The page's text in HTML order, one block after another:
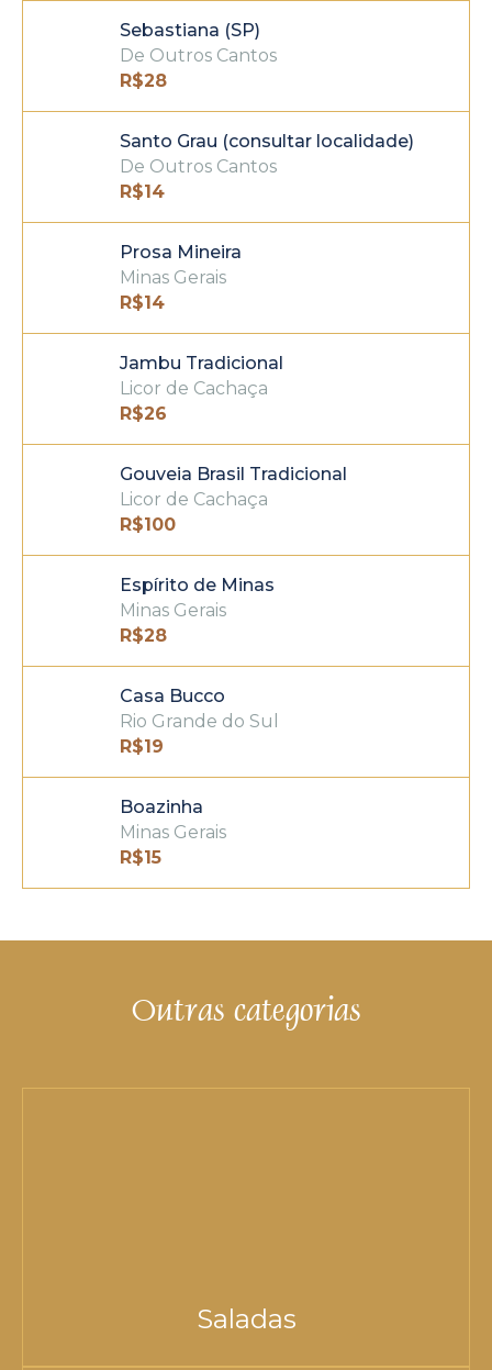
Sebastiana (SP)
De Outros Cantos
R$28
Santo Grau (consultar localidade)
De Outros Cantos
R$14
Prosa Mineira
Minas Gerais
R$14
Jambu Tradicional
Licor de Cachaça
R$26
Gouveia Brasil Tradicional
Licor de Cachaça
R$100
Espírito de Minas
Minas Gerais
R$28
Casa Bucco
Rio Grande do Sul
R$19
Boazinha
Minas Gerais
R$15
Outras categorias
Saladas